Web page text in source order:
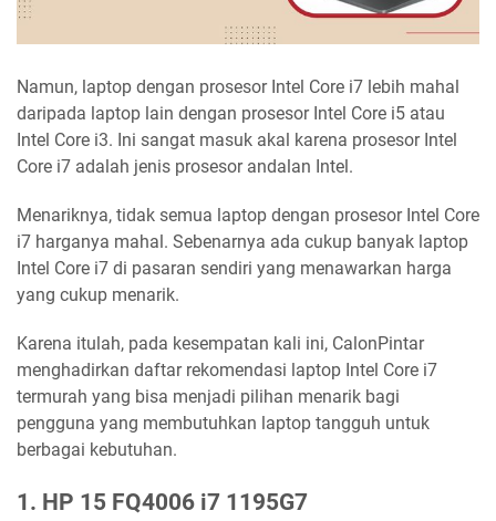
Namun, laptop dengan prosesor Intel Core i7 lebih mahal
daripada laptop lain dengan prosesor Intel Core i5 atau
Intel Core i3. Ini sangat masuk akal karena prosesor Intel
Core i7 adalah jenis prosesor andalan Intel.
Menariknya, tidak semua laptop dengan prosesor Intel Core
i7 harganya mahal. Sebenarnya ada cukup banyak laptop
Intel Core i7 di pasaran sendiri yang menawarkan harga
yang cukup menarik.
Karena itulah, pada kesempatan kali ini, CalonPintar
menghadirkan daftar rekomendasi laptop Intel Core i7
termurah yang bisa menjadi pilihan menarik bagi
pengguna yang membutuhkan laptop tangguh untuk
berbagai kebutuhan.
1. HP 15 FQ4006 i7 1195G7